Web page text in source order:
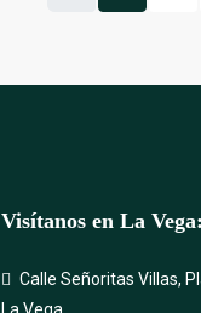
Visítanos en La Vega:
Calle Señoritas Villas,